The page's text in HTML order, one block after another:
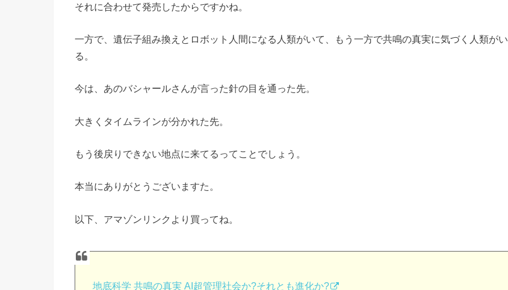
それに合わせて発売したからですかね。
一方で、遺伝子組み換えとロボット人間になる人類がいて、もう一方で共鳴の真実に気づく人類がい
る。
今は、あのバシャールさんが言った針の目を通った先。
大きくタイムラインが分かれた先。
もう後戻りできない地点に来てるってことでしょう。
本当にありがとうございますた。
以下、アマゾンリンクより買ってね。
地底科学 共鳴の真実 AI超管理社会か?それとも進化か?